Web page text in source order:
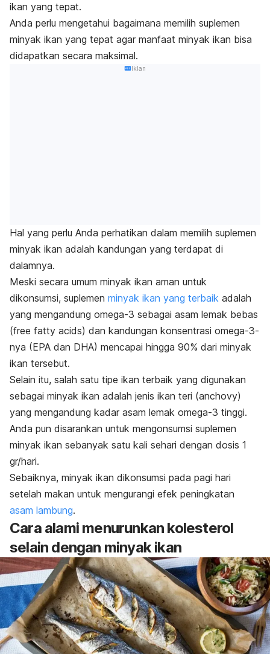
ikan yang tepat.
Anda perlu mengetahui bagaimana memilih suplemen
minyak ikan yang tepat agar manfaat minyak ikan bisa
didapatkan secara maksimal.
Iklan
Hal yang perlu Anda perhatikan dalam memilih suplemen
minyak ikan adalah kandungan yang terdapat di
dalamnya.
Meski secara umum minyak ikan aman untuk
dikonsumsi, suplemen minyak ikan yang terbaik adalah
yang mengandung omega-3 sebagai asam lemak bebas
(free fatty acids) dan kandungan konsentrasi omega-3-
nya (EPA dan DHA) mencapai hingga 90% dari minyak
ikan tersebut.
Selain itu, salah satu tipe ikan terbaik yang digunakan
sebagai minyak ikan adalah jenis ikan teri (anchovy)
yang mengandung kadar asam lemak omega-3 tinggi.
Anda pun disarankan untuk mengonsumsi suplemen
minyak ikan sebanyak satu kali sehari dengan dosis 1
gr/hari.
Sebaiknya, minyak ikan dikonsumsi pada pagi hari
setelah makan untuk mengurangi efek peningkatan
asam lambung.
Cara alami menurunkan kolesterol
selain dengan minyak ikan